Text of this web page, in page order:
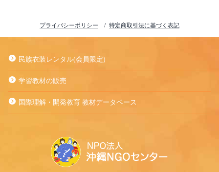
プライバシーポリシー 特定商取引法に基づく表記
民族衣装レンタル(会員限定)
学習教材の販売
国際理解・開発教育 教材データベース